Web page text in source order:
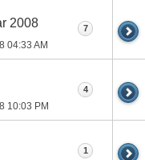
2008
04:33 AM
7
10:03 PM
4
1